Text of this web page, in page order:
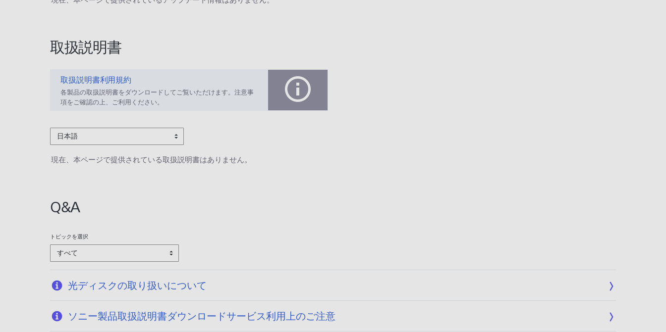
取扱説明書
取扱説明書利用規約
各製品の取扱説明書をダウンロードしてご覧いただけます。注意事
項をご確認の上、ご利用ください。
日本語
現在、本ページで提供されている取扱説明書はありません。
Q&A
トピックを選択
すべて
光ディスクの取り扱いについて
ソニー製品取扱説明書ダウンロードサービス利用上のご注意